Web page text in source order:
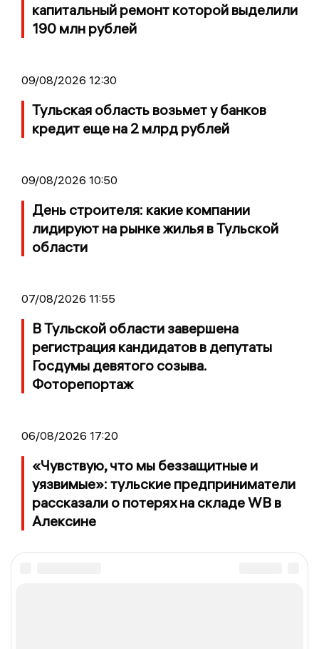
капитальный ремонт которой выделили
190 млн рублей
09/08/2026 12:30
Тульская область возьмет у банков
кредит еще на 2 млрд рублей
09/08/2026 10:50
День строителя: какие компании
лидируют на рынке жилья в Тульской
области
07/08/2026 11:55
В Тульской области завершена
регистрация кандидатов в депутаты
Госдумы девятого созыва.
Фоторепортаж
06/08/2026 17:20
«Чувствую, что мы беззащитные и
уязвимые»: тульские предприниматели
рассказали о потерях на складе WB в
Алексине